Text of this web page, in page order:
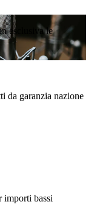
esclusiva le
da garanzia nazione
importi bassi